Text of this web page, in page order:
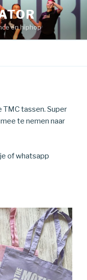
en hiphop
TMC tassen. Super
te nemen naar
of whatsapp